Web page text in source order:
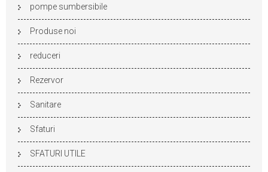
pompe sumbersibile
Produse noi
reduceri
Rezervor
Sanitare
Sfaturi
SFATURI UTILE